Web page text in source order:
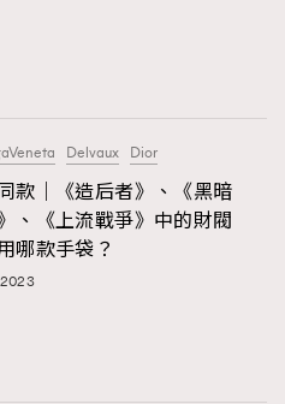
Delvaux Dior
款｜《造后者》、《黑暗
、《上流戰爭》中的財閥
哪款手袋？